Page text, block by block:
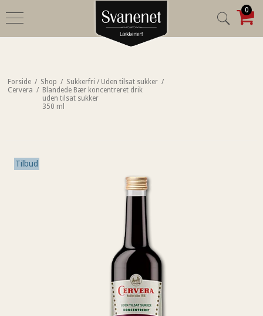
0
Forside / Shop / Sukkerfri / Uden tilsat sukker /
Cervera / Blandede Bær koncentreret drik
uden tilsat sukker
350 ml
Tilbud